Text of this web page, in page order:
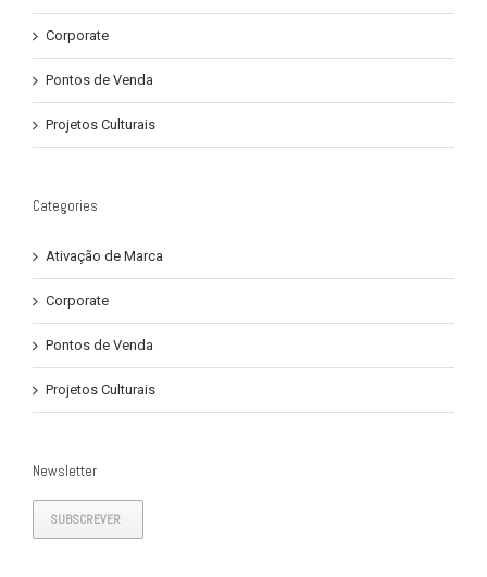
Corporate
Pontos de Venda
Projetos Culturais
Categories
Ativação de Marca
Corporate
Pontos de Venda
Projetos Culturais
Newsletter
SUBSCREVER